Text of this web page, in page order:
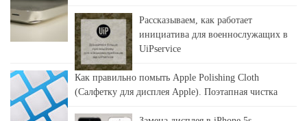
Рассказываем, как работает
инициатива для военнослужащих в
UiPservice
Как правильно помыть Apple Polishing Cloth
(Салфетку для дисплея Apple). Поэтапная чистка